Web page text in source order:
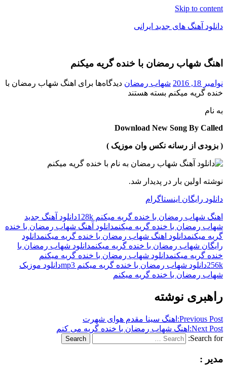
Skip to content
دانلود آهنگ های جدید ایرانی
فول
موزیک
اهنگ شهاب رمضان با خنده گریه میکنم
نوامبر 18, 2016 شهاب رمضان دیدگاه‌ها برای اهنگ شهاب رمضان با
خنده گریه میکنم بسته هستند
به نام
Download New Song By Called
( بزودی از رسانه نکس وان موزیک )
نوشته اولین بار در پدیدار شد.
دانلود رایگان اینستاگرام
اهنگ شهاب رمضان با خنده گریه میکنم 128k
دانلود آهنگ جدید
شهاب رمضان با خنده گریه میکنمدانلود آهنگ شهاب رمضان با خنده
گریه میکنمدانلود اهنگ شهاب رمضان با خنده گریه میکنمدانلود
رایگان شهاب رمضان با خنده گریه میکنمدانلود شهاب رمضان با
خنده گریه میکنمدانلود شهاب رمضان با خنده گریه میکنم
256kدانلود شهاب رمضان با خنده گریه میکنم mp3
دانلود موزیک
شهاب رمضان با خنده گریه میکنم
راهبری نوشته
Previous Post: اهنگ سینا مقدم هوای شهرت
Next Post: اهنگ شهاب رمضان با خنده گریه می کنم
Search for:
Search
مدیر :